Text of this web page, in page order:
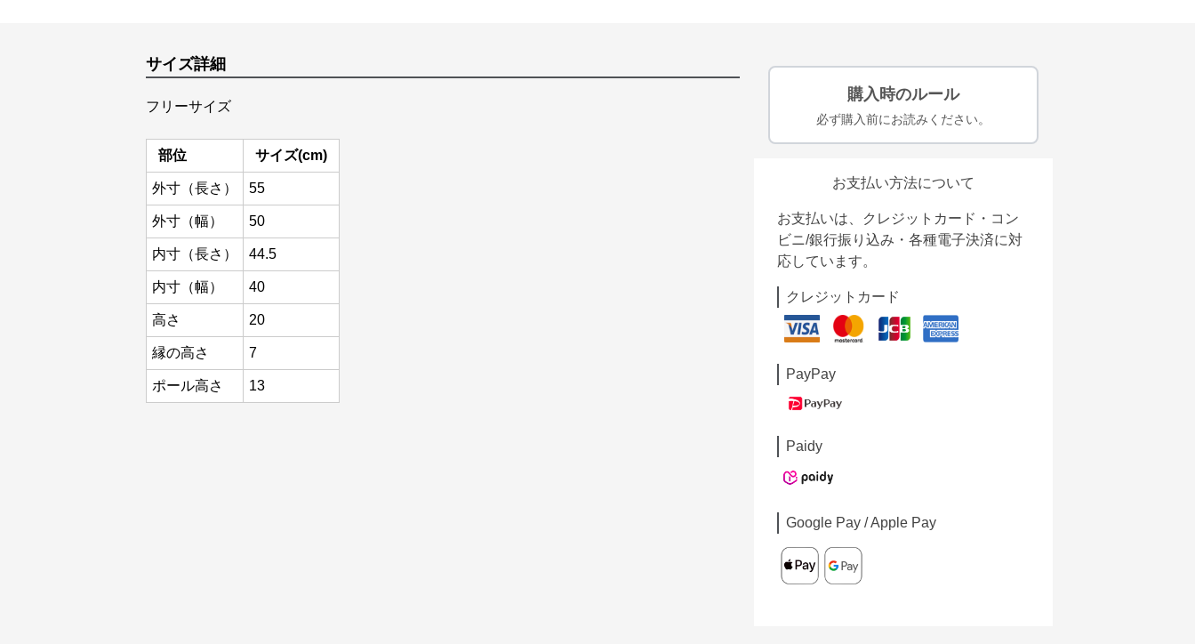
サイズ詳細
フリーサイズ
部位 サイズ(cm)
外寸（長さ） 55
外寸（幅） 50
内寸（長さ） 44.5
内寸（幅） 40
高さ 20
縁の高さ 7
ポール高さ 13
購入時のルール
必ず購入前にお読みください。
お支払い方法について
お支払いは、クレジットカード・コン
ビニ/銀行振り込み・各種電子決済に対
応しています。
クレジットカード
PayPay
Paidy
Google Pay / Apple Pay